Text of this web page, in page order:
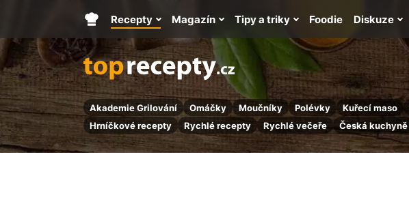
Akademie Grilování Omáčky Moučníky Polévky Kuřecí maso
Hrníčkové recepty
Rychlé recepty Rychlé večeře Česká kuchyně
Hlavní
stránka
Recepty Magazín Tipy a triky Foodie Diskuze